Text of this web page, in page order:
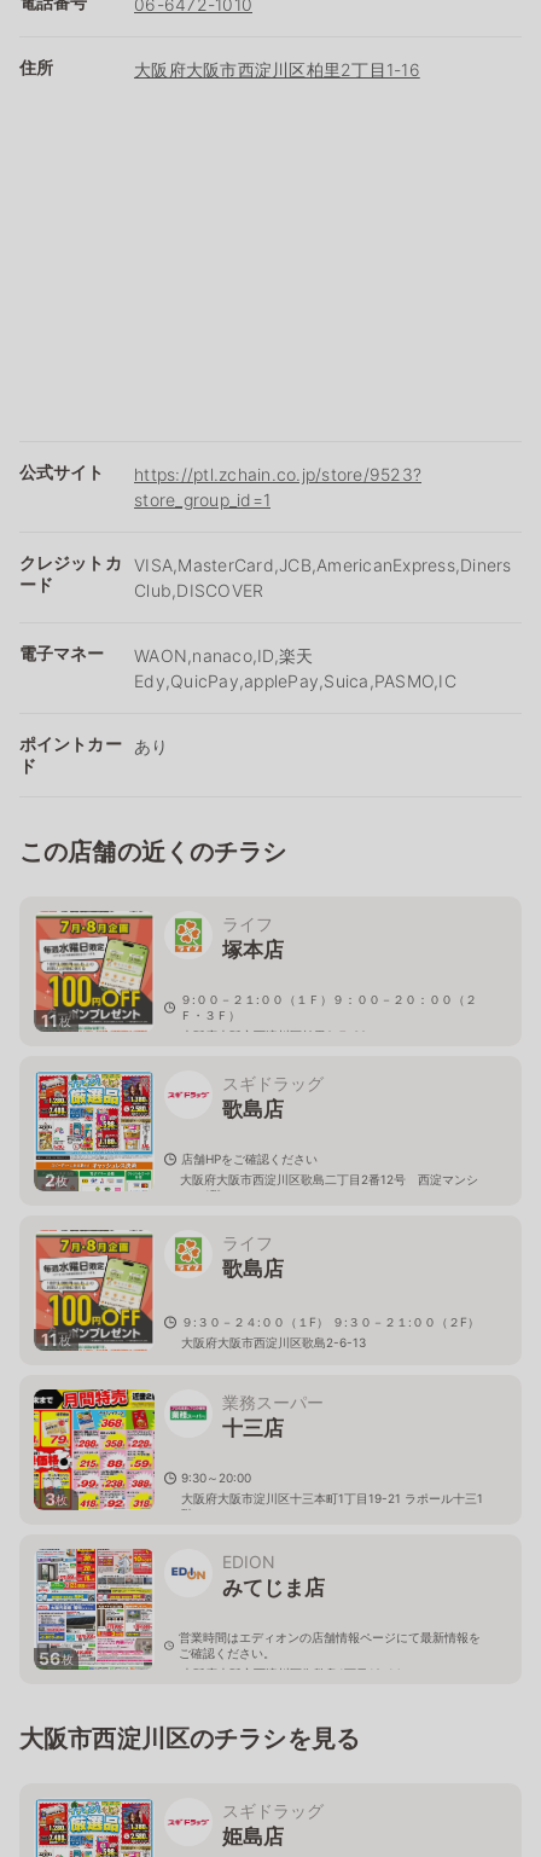
06-6472-1010
住所 大阪府大阪市西淀川区柏里2丁目1-16
公式サイト
https://ptl.zchain.co.jp/store/9523?
store_group_id=1
クレジットカ
ード
VISA,MasterCard,JCB,AmericanExpress,Diners
Club,DISCOVER
電子マネー
WAON,nanaco,ID,楽天
Edy,QuicPay,applePay,Suica,PASMO,IC
ポイントカー
ド
あり
この店舗の近くのチラシ
11枚
ライフ
塚本店
９:００－２１:００（１Ｆ）９：００－２０：００（２
Ｆ・３Ｆ）
大阪府大阪市西淀川区柏里2-7-32
2枚
スギドラッグ
歌島店
店舗HPをご確認ください
大阪府大阪市西淀川区歌島二丁目2番12号 西淀マンシ
ョン1階
11枚
ライフ
歌島店
９:３０－２４:００（１F） ９:３０－２１:００（２F）
大阪府大阪市西淀川区歌島2-6-13
3枚
業務スーパー
十三店
9:30～20:00
大阪府大阪市淀川区十三本町1丁目19-21 ラポール十三1
階
56枚
EDION
みてじま店
営業時間はエディオンの店舗情報ページにて最新情報を
ご確認ください。
大阪府大阪市西淀川区御幣島1丁目19-14
大阪市西淀川区のチラシを見る
スギドラッグ
姫島店